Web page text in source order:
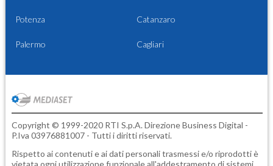
Potenza Catanzaro
Palermo Cagliari
Copyright © 1999-2020 RTI S.p.A. Direzione Business Digital -
P.Iva 03976881007 - Tutti i diritti riservati.
Rispetto ai contenuti e ai dati personali trasmessi e/o riprodotti è
vietata ogni utilizzazione funzionale all'addestramento di sistemi